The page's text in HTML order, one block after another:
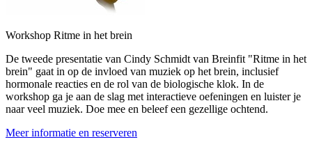
Workshop Ritme in het brein
De tweede presentatie van Cindy Schmidt van Breinfit "Ritme in het
brein" gaat in op de invloed van muziek op het brein, inclusief
hormonale reacties en de rol van de biologische klok. In de
workshop ga je aan de slag met interactieve oefeningen en luister je
naar veel muziek. Doe mee en beleef een gezellige ochtend.
Meer informatie en reserveren